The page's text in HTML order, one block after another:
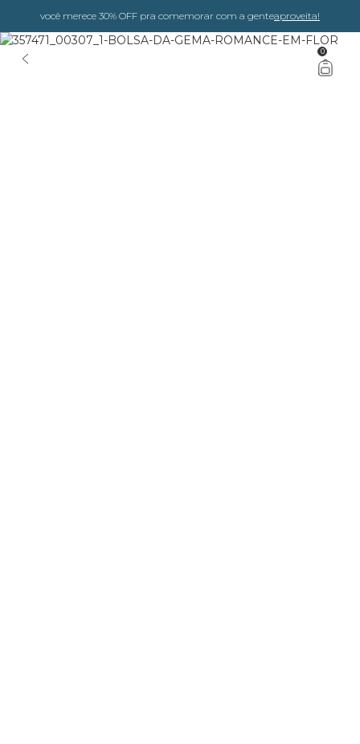
você merece 30% OFF pra comemorar com a genteaproveita!
0